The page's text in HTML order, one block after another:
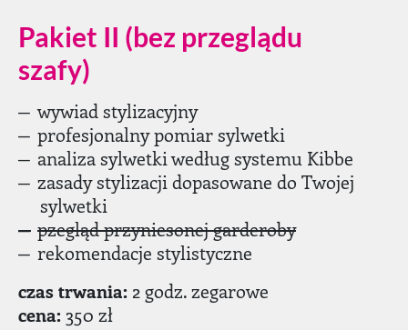
Pakiet II (bez przeglądu
szafy)
wywiad stylizacyjny
profesjonalny pomiar sylwetki
analiza sylwetki według systemu Kibbe
zasady stylizacji dopasowane do Twojej
sylwetki
pzegląd przyniesonej garderoby
rekomendacje stylistyczne
czas trwania: 2 godz. zegarowe
cena: 350 zł